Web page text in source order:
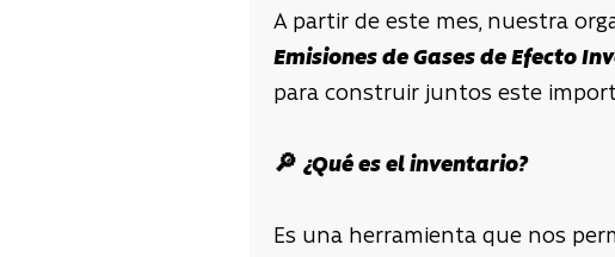
A partir de este mes, nuestra
Emisiones de Gases de Efecto
para construir juntos este
🔎 ¿Qué es el inventario?
Es una herramienta que nos